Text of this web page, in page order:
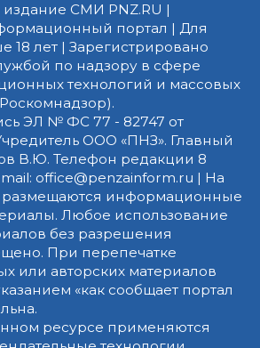
издание СМИ PNZ.RU |
портал | Для
18 лет | Зарегистрировано
по надзору в сфере
технологий и массовых
ЭЛ № ФС 77 - 82747 от
ООО «ПНЗ». Главный
В.Ю. Телефон редакции 8
mail: office@penzainform.ru | На
размещаются информационные
Любое использование
без разрешения
При перепечатке
или авторских материалов
«как сообщает портал
ресурсе применяются